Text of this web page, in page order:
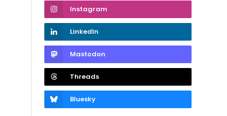
Instagram
LinkedIn
Mastodon
Threads
Bluesky